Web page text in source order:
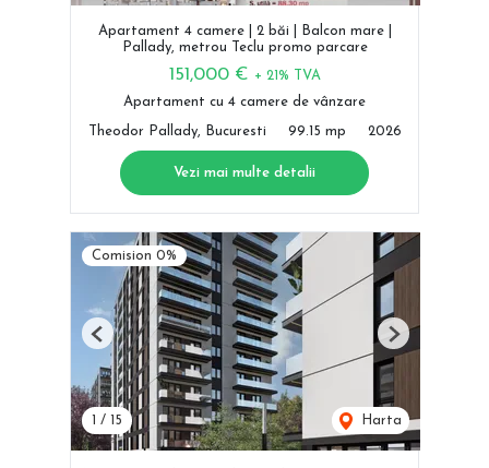
Apartament 4 camere | 2 băi | Balcon mare |
Pallady, metrou Teclu promo parcare
151,000 € + 21% TVA
Apartament cu 4 camere de vânzare
Theodor Pallady, Bucuresti 99.15 mp 2026
Vezi mai multe detalii
Comision 0%
/ 15 Harta
Previous Next